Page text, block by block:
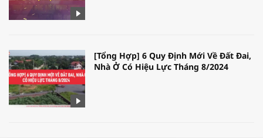
[Tổng Hợp] 6 Quy Định Mới Về Đất Đai,
Nhà Ở Có Hiệu Lực Tháng 8/2024